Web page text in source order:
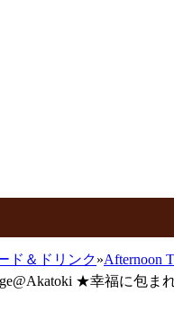
ド＆ドリンク»Afternoon
★幸福に包ま